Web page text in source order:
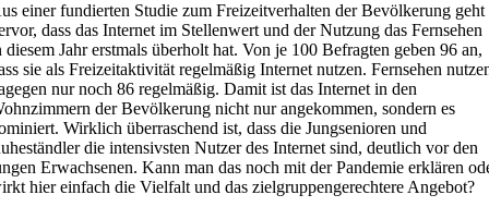
einer fundierten Studie zum Freizeitverhalten der Bevölkerung geht
dass das Internet im Stellenwert und der Nutzung das Fernsehen
diesem Jahr erstmals überholt hat. Von je 100 Befragten geben 96 an,
sie als Freizeitaktivität regelmäßig Internet nutzen. Fernsehen
nur noch 86 regelmäßig. Damit ist das Internet in den
der Bevölkerung nicht nur angekommen, sondern es
Wirklich überraschend ist, dass die Jungsenioren und
die intensivsten Nutzer des Internet sind, deutlich vor den
Erwachsenen. Kann man das noch mit der Pandemie erklären
hier einfach die Vielfalt und das zielgruppengerechtere Angebot?